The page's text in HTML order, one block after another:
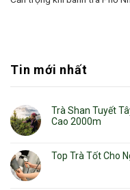
Tin mới nhất
Trà Shan Tuyết
Cao 2000m
Top Trà Tốt Cho